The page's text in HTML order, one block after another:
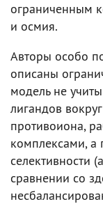
ограниченным
и осмия.
Авторы особо
описаны
модель не
лигандов
противоиона,
комплексами, а
селективности
сравнении со